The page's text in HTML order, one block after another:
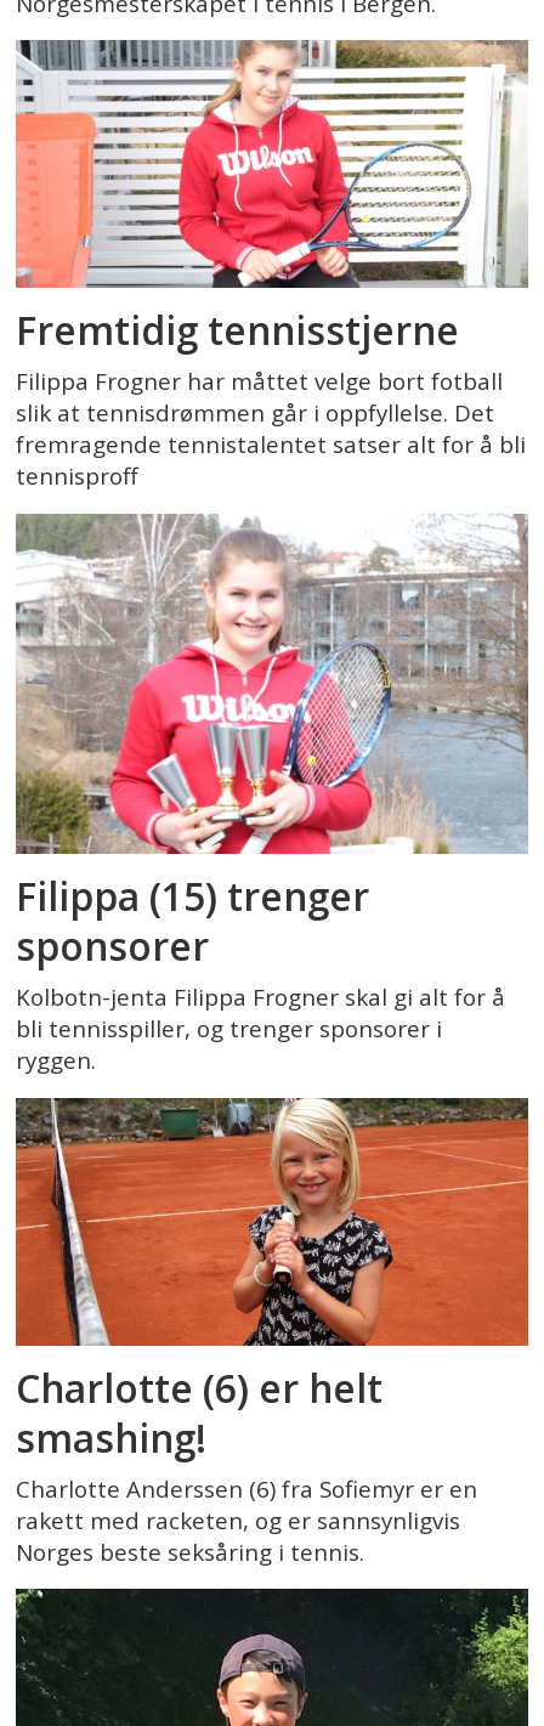
Fremtidig tennisstjerne
Filippa Frogner har måttet velge bort fotball
slik at tennisdrømmen går i oppfyllelse. Det
fremragende tennistalentet satser alt for å bli
tennisproff
Filippa (15) trenger
sponsorer
Kolbotn-jenta Filippa Frogner skal gi alt for å
bli tennisspiller, og trenger sponsorer i
ryggen.
Charlotte (6) er helt
smashing!
Charlotte Anderssen (6) fra Sofiemyr er en
rakett med racketen, og er sannsynligvis
Norges beste seksåring i tennis.